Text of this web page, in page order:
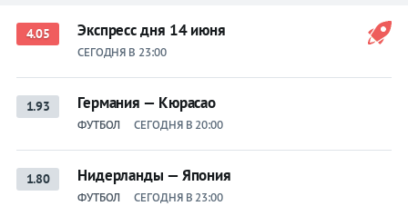
4.05 Экспресс дня 14 июня
СЕГОДНЯ В 23:00
1.93 Германия — Кюрасао
ФУТБОЛ СЕГОДНЯ В 20:00
1.80 Нидерланды — Япония
ФУТБОЛ СЕГОДНЯ В 23:00